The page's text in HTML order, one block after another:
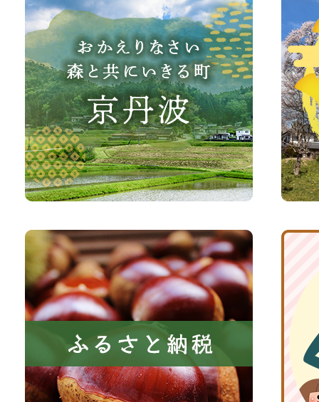
か
え
り
な
さ
い、
森
共
に
い
き
町
波
町
観
光
サ
イ
ふ
る
さ
と
税
京
波
子
育
て